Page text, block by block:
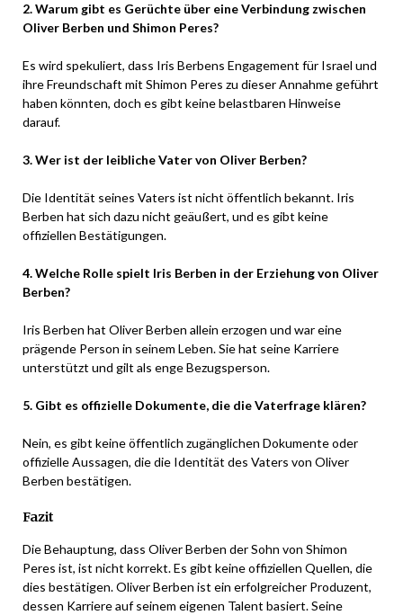
2. Warum gibt es Gerüchte über eine Verbindung zwischen
Oliver Berben und Shimon Peres?
Es wird spekuliert, dass Iris Berbens Engagement für Israel und
ihre Freundschaft mit Shimon Peres zu dieser Annahme geführt
haben könnten, doch es gibt keine belastbaren Hinweise
darauf.
3. Wer ist der leibliche Vater von Oliver Berben?
Die Identität seines Vaters ist nicht öffentlich bekannt. Iris
Berben hat sich dazu nicht geäußert, und es gibt keine
offiziellen Bestätigungen.
4. Welche Rolle spielt Iris Berben in der Erziehung von Oliver
Berben?
Iris Berben hat Oliver Berben allein erzogen und war eine
prägende Person in seinem Leben. Sie hat seine Karriere
unterstützt und gilt als enge Bezugsperson.
5. Gibt es offizielle Dokumente, die die Vaterfrage klären?
Nein, es gibt keine öffentlich zugänglichen Dokumente oder
offizielle Aussagen, die die Identität des Vaters von Oliver
Berben bestätigen.
Fazit
Die Behauptung, dass Oliver Berben der Sohn von Shimon
Peres ist, ist nicht korrekt. Es gibt keine offiziellen Quellen, die
dies bestätigen. Oliver Berben ist ein erfolgreicher Produzent,
dessen Karriere auf seinem eigenen Talent basiert. Seine